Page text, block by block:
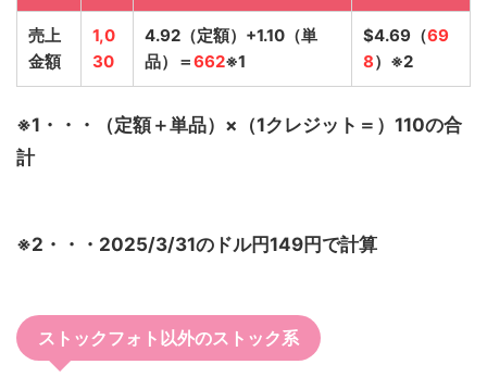
売上
金額
1,0
30
4.92（定額）+1.10（単
品）＝662※1
$4.69（69
8）※2
※1・・・（定額＋単品）×（1クレジット＝）110の合
計
※2・・・2025/3/31のドル円149円で計算
ストックフォト以外のストック系